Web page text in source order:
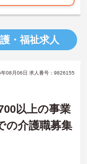
・福祉求人
08月06日 求人番号：9826155
以上の事業
の介護職募集